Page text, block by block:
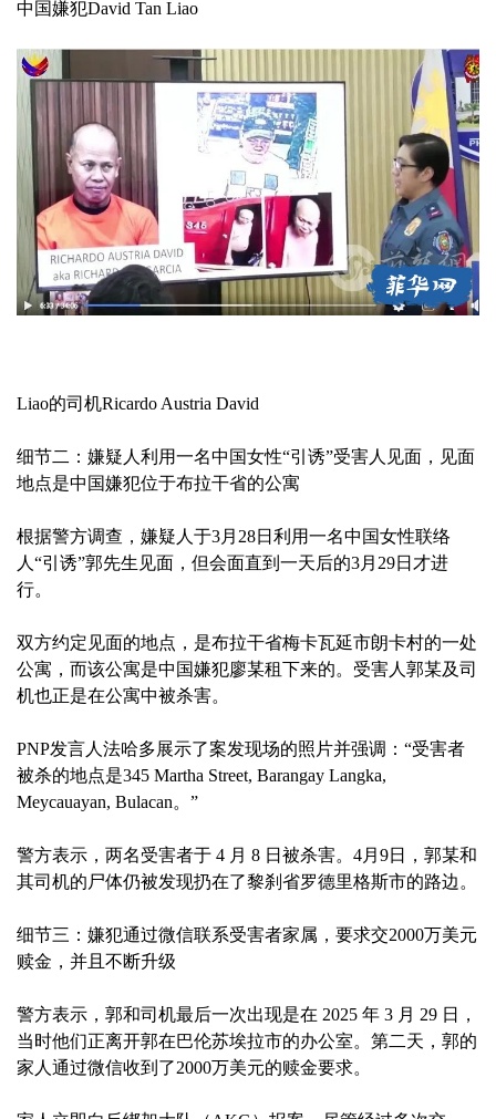
中国嫌犯David Tan Liao
Liao的司机Ricardo Austria David
细节二：嫌疑人利用一名中国女性“引诱”受害人见面，见面
地点是中国嫌犯位于布拉干省的公寓
根据警方调查，嫌疑人于3月28日利用一名中国女性联络
人“引诱”郭先生见面，但会面直到一天后的3月29日才进
行。
双方约定见面的地点，是布拉干省梅卡瓦延市朗卡村的一处
公寓，而该公寓是中国嫌犯廖某租下来的。受害人郭某及司
机也正是在公寓中被杀害。
PNP发言人法哈多展示了案发现场的照片并强调：“受害者
被杀的地点是345 Martha Street, Barangay Langka,
Meycauayan, Bulacan。”
警方表示，两名受害者于 4 月 8 日被杀害。4月9日，郭某和
其司机的尸体仍被发现扔在了黎刹省罗德里格斯市的路边。
细节三：嫌犯通过微信联系受害者家属，要求交2000万美元
赎金，并且不断升级
警方表示，郭和司机最后一次出现是在 2025 年 3 月 29 日，
当时他们正离开郭在巴伦苏埃拉市的办公室。第二天，郭的
家人通过微信收到了2000万美元的赎金要求。